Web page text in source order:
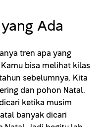
Ada
tren apa yang
bisa melihat kilas
sebelumnya. Kita
dan pohon Natal.
ketika musim
banyak dicari